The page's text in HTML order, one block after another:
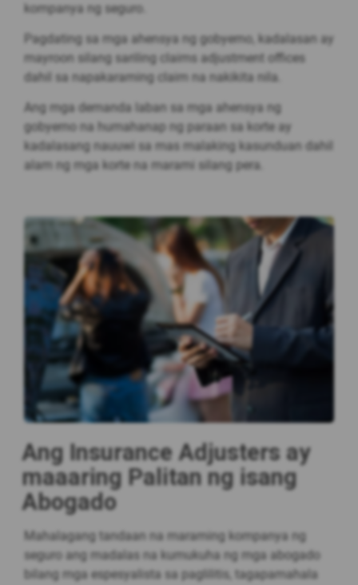
kompanya ng seguro.
Pagdating sa mga ahensya ng gobyerno, kadalasan ay
mayroon silang sariling claims adjustment offices
dahil sa napakaraming claim na nakikita nila.
Ang mga demanda laban sa mga ahensya ng
gobyerno na humahanap ng paraan sa korte ay
kadalasang nauuwi sa mas malaking kasunduan dahil
alam ng mga korte na marami silang pera.
Ang Insurance Adjusters ay
maaaring Palitan ng isang
Abogado
Mahalagang tandaan na maraming kompanya ng
seguro ang madalas na kumukuha ng mga abogado
bilang mga espesyalista sa paglilitis, tagapamahala